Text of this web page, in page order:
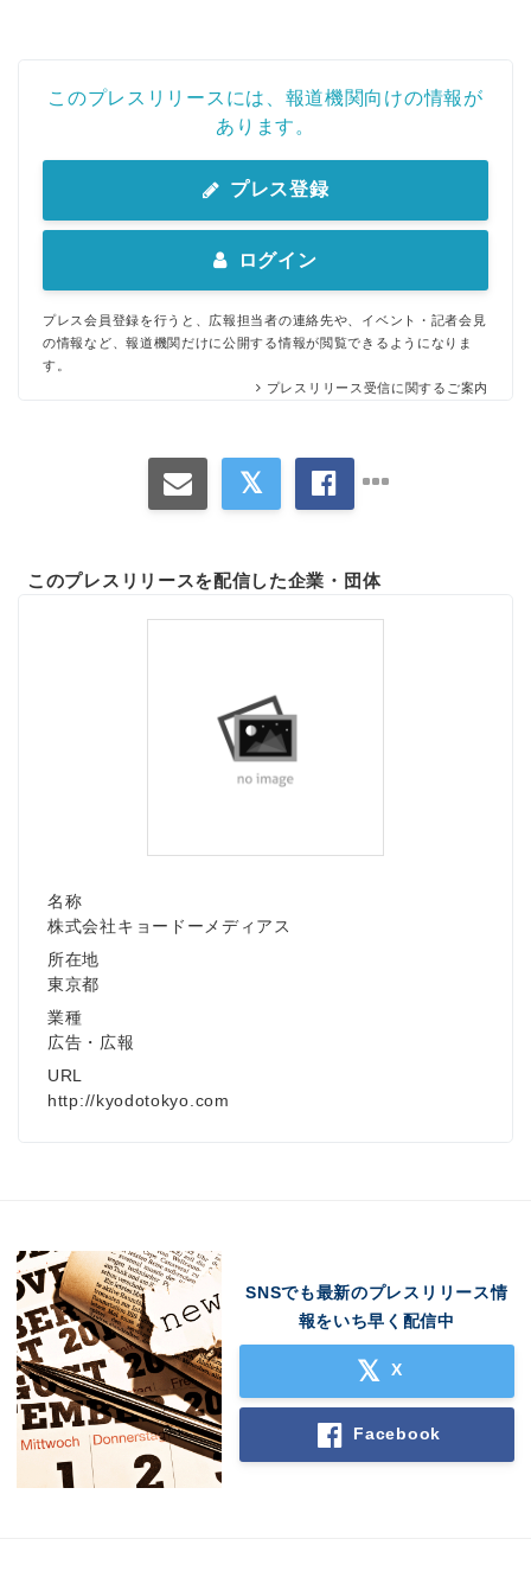
このプレスリリースには、報道機関向けの情報が
あります。
プレス登録
ログイン
プレス会員登録を行うと、広報担当者の連絡先や、イベント・記者会見
の情報など、報道機関だけに公開する情報が閲覧できるようになりま
す。
プレスリリース受信に関するご案内
このプレスリリースを配信した企業・団体
名称
株式会社キョードーメディアス
所在地
東京都
業種
広告・広報
URL
http://kyodotokyo.com
SNSでも最新のプレスリリース情
報をいち早く配信中
X
Facebook